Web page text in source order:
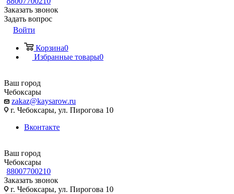
Заказать звонок
Задать вопрос
Войти
Корзина0
Избранные товары0
Ваш город
Чебоксары
zakaz@kaysarow.ru
г. Чебоксары, ул. Пирогова 10
Вконтакте
Ваш город
Чебоксары
88007700210
Заказать звонок
г. Чебоксары, ул. Пирогова 10